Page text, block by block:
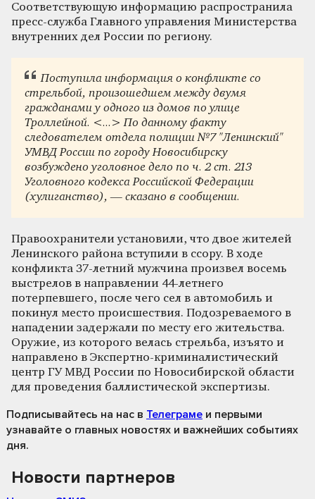
Соответствующую информацию распространила
пресс-служба Главного управления Министерства
внутренних дел России по региону.
Поступила информация о конфликте со
стрельбой, произошедшем между двумя
гражданами у одного из домов по улице
Троллейной. <...> По данному факту
следователем отдела полиции №7 "Ленинский"
УМВД России по городу Новосибирску
возбуждено уголовное дело по ч. 2 ст. 213
Уголовного кодекса Российской Федерации
(хулиганство), — сказано в сообщении.
Правоохранители установили, что двое жителей
Ленинского района вступили в ссору. В ходе
конфликта 37-летний мужчина произвел восемь
выстрелов в направлении 44-летнего
потерпевшего, после чего сел в автомобиль и
покинул место происшествия. Подозреваемого в
нападении задержали по месту его жительства.
Оружие, из которого велась стрельба, изъято и
направлено в Экспертно-криминалистический
центр ГУ МВД России по Новосибирской области
для проведения баллистической экспертизы.
Подписывайтесь на нас в Телеграме и первыми
узнавайте о главных новостях и важнейших событиях
дня.
Новости партнеров